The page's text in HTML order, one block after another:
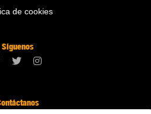
de cookies
Síguenos